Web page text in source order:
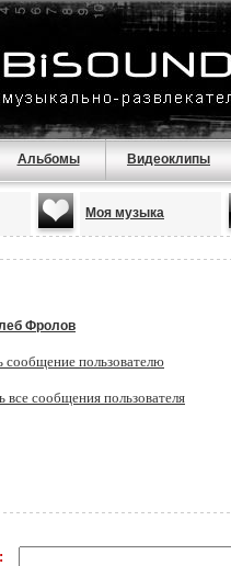
Альбомы Видеоклипы
Моя музыка
Фролов
сообщение пользователю
все сообщения пользователя